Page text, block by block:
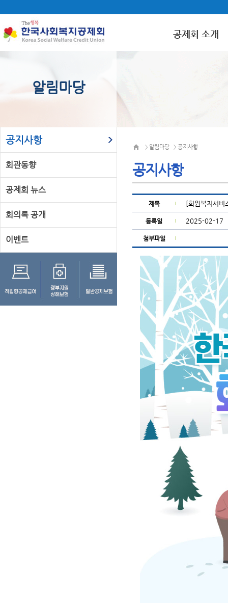
공제회 소개
알림마당
공지사항
회관동향
공제회 뉴스
회의록 공개
이벤트
> 알림마당 > 공지사항
공지사항
제목 [회원복지서비
등록일 2025-02-17
첨부파일